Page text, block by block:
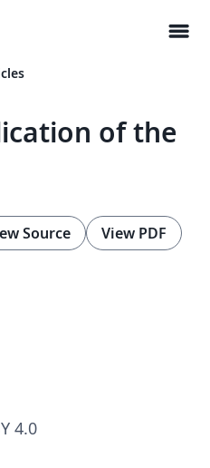
menu
of the
Source View PDF
4.0